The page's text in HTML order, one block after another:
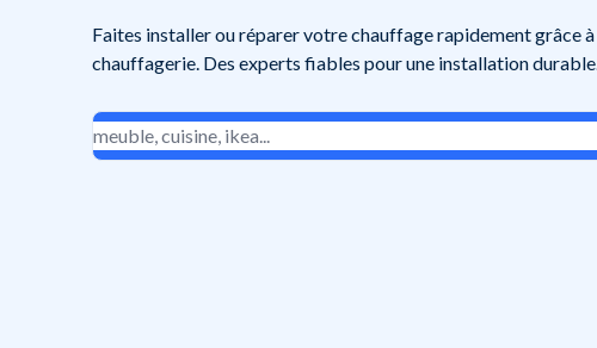
Faites installer ou réparer votre chauffage rapidement grâce
chauffagerie. Des experts fiables pour une installation durable.